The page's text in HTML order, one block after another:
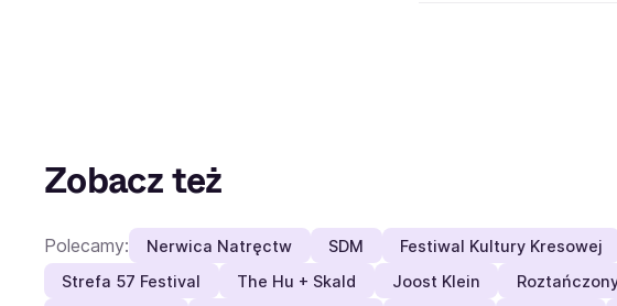
Zobacz też
Polecamy: Nerwica Natręctw SDM Festiwal Kultury Kresowej
Strefa 57 Festival
The Hu + Skald Joost Klein